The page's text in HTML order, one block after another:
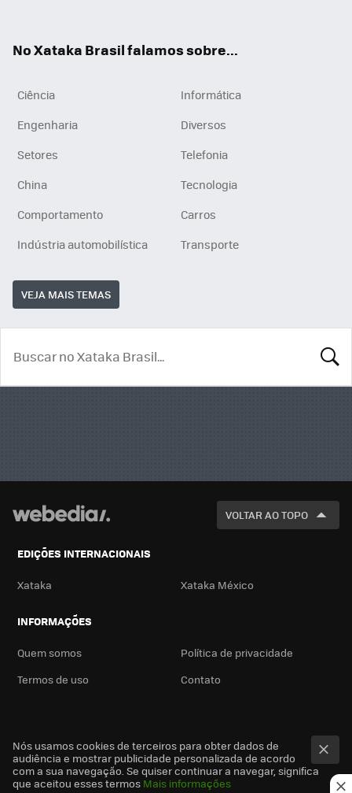
No Xataka Brasil falamos sobre...
Ciência
Informática
Engenharia
Diversos
Setores
Telefonia
China
Tecnologia
Comportamento
Carros
Indústria automobilística
Transporte
VEJA MAIS TEMAS
VOLTAR AO TOPO
EDIÇÕES INTERNACIONAIS
Xataka Xataka México
INFORMAÇÕES
Quem somos
Política de privacidade
Termos de uso
Contato
Nós usamos cookies de terceiros para obter dados de
audiência e mostrar publicidade personalizada de acordo
com a sua navegação. Se quiser continuar a navegar, significa
que aceitou esses termos Mais informações